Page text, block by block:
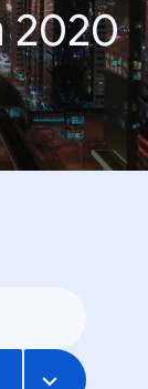
2020